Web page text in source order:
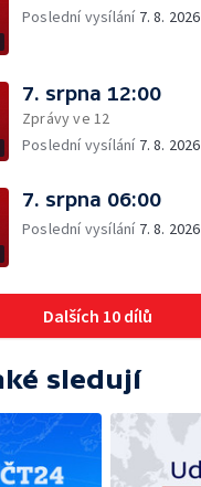
Poslední vysílání 7. 8. 2026
7. srpna 12:00
Zprávy ve 12
Poslední vysílání 7. 8. 2026
7. srpna 06:00
Poslední vysílání 7. 8. 2026
Dalších 10 dílů
sledují